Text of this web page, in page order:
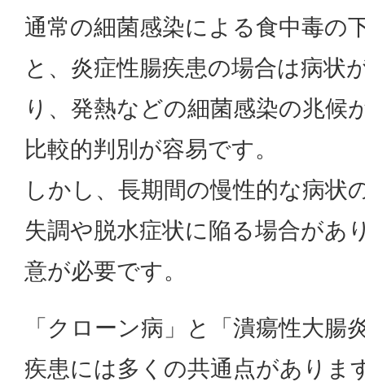
通常の細菌感染による食中毒の
と、炎症性腸疾患の場合は病状
り、発熱などの細菌感染の兆候
比較的判別が容易です。
しかし、長期間の慢性的な病状
失調や脱水症状に陥る場合があ
意が必要です。
「クローン病」と「潰瘍性大腸
疾患には多くの共通点がありま